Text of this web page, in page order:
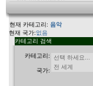
현재 카테고리: 음악
현재 국가:없음
카테고리 검색
카테고리:
국가: